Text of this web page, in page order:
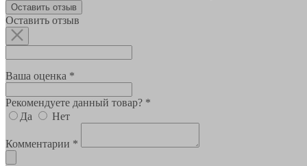
Оставить отзыв
Оставить отзыв
Ваша оценка *
Рекомендуете данный товар? *
Да
Нет
Комментарии *